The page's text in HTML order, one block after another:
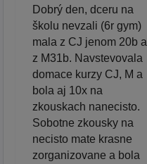
Dobrý den, dceru na
školu nevzali (6r gym)
mala z CJ jenom 20b a
z M31b. Navstevovala
domace kurzy CJ, M a
bola aj 10x na
zkouskach nanecisto.
Sobotne zkousky na
necisto mate krasne
zorganizovane a bola